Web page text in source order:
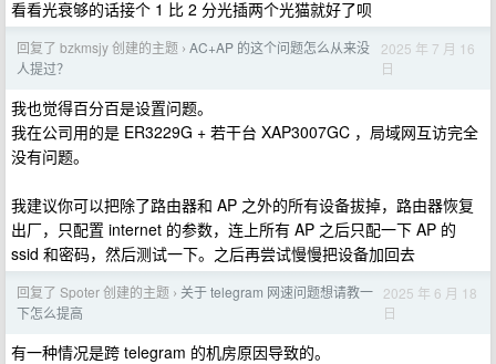
看看光衰够的话接个 1 比 2 分光插两个光猫就好了呗
回复了 bzkmsjy 创建的主题 › AC+AP 的这个问题怎么从来没
人提过？
2025 年 7 月 16
日
我也觉得百分百是设置问题。
我在公司用的是 ER3229G + 若干台 XAP3007GC ，局域网互访完全
没有问题。
我建议你可以把除了路由器和 AP 之外的所有设备拔掉，路由器恢复
出厂，只配置 internet 的参数，连上所有 AP 之后只配一下 AP 的
ssid 和密码，然后测试一下。之后再尝试慢慢把设备加回去
回复了 Spoter 创建的主题 › 关于 telegram 网速问题想请教一
下怎么提高
2025 年 6 月 18
日
有一种情况是跨 telegram 的机房原因导致的。